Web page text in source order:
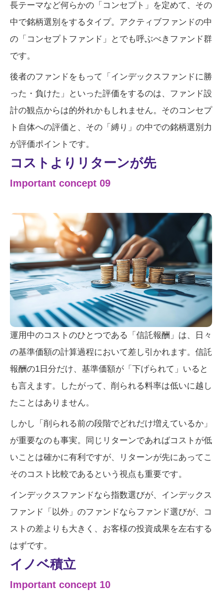
長テーマなど何らかの「コンセプト」を定めて、その
中で銘柄選別をするタイプ。アクティブファンドの中
の「コンセプトファンド」とでも呼ぶべきファンド群
です。
後者のファンドをもって「インデックスファンドに勝
った・負けた」といった評価をするのは、ファンド設
計の観点からは的外れかもしれません。そのコンセプ
ト自体への評価と、その「縛り」の中での銘柄選別力
が評価ポイントです。
コストよりリターンが先
Important concept 09
運用中のコストのひとつである「信託報酬」は、日々
の基準価額の計算過程において差し引かれます。信託
報酬の1日分だけ、基準価額が「下げられて」いると
も言えます。したがって、削られる料率は低いに越し
たことはありません。
しかし「削られる前の段階でどれだけ増えているか」
が重要なのも事実。同じリターンであればコストが低
いことは確かに有利ですが、リターンが先にあってこ
そのコスト比較であるという視点も重要です。
インデックスファンドなら指数選びが、インデックス
ファンド「以外」のファンドならファンド選びが、コ
ストの差よりも大きく、お客様の投資成果を左右する
はずです。
イノベ積立
Important concept 10